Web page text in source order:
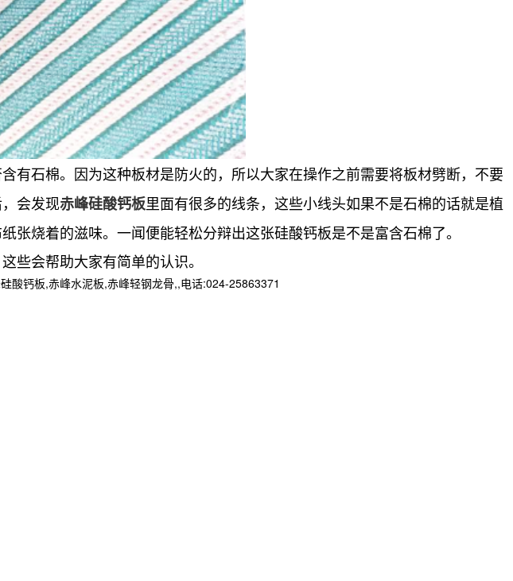
有石棉。因为这种板材是防火的，所以大家在操作之前需要将板材劈断，不要
会发现赤峰硅酸钙板里面有很多的线条，这些小线头如果不是石棉的话就是植
烧着的滋味。一闻便能轻松分辩出这张硅酸钙板是不是富含石棉了。
些会帮助大家有简单的认识。
酸钙板,赤峰水泥板,赤峰轻钢龙骨,,电话:024-25863371